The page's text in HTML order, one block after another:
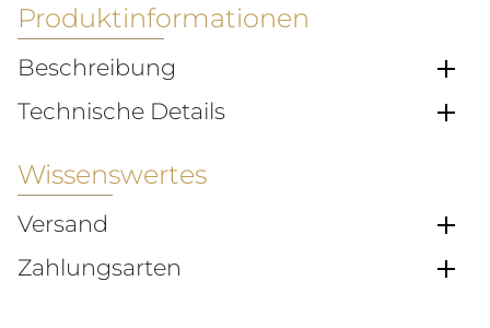
Produktinformationen
Beschreibung
Technische Details
Wissenswertes
Versand
Zahlungsarten